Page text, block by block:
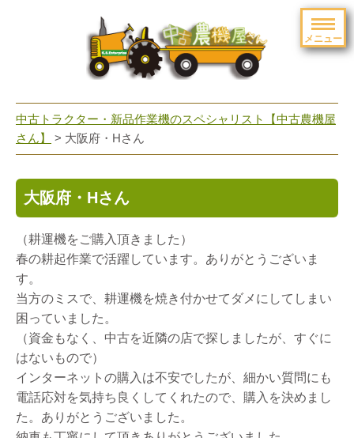
メニュー
navigation
中古トラクター・新品作業機のスペシャリスト【中古農機屋
さん】
> 大阪府・Hさん
大阪府・Hさん
（耕運機をご購入頂きました）
春の耕起作業で活躍しています。ありがとうございま
す。
当方のミスで、耕運機を焼き付かせてダメにしてしまい
困っていました。
（資金もなく、中古を近隣の店で探しましたが、すぐに
はないもので）
インターネットの購入は不安でしたが、細かい質問にも
電話応対を気持ち良くしてくれたので、購入を決めまし
た。ありがとうございました。